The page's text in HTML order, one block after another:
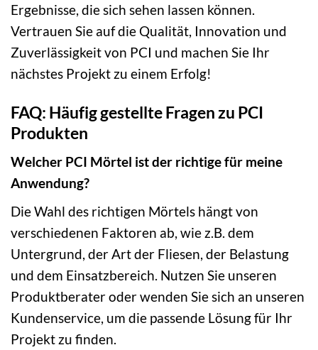
Ergebnisse, die sich sehen lassen können.
Vertrauen Sie auf die Qualität, Innovation und
Zuverlässigkeit von PCI und machen Sie Ihr
nächstes Projekt zu einem Erfolg!
FAQ: Häufig gestellte Fragen zu PCI
Produkten
Welcher PCI Mörtel ist der richtige für meine
Anwendung?
Die Wahl des richtigen Mörtels hängt von
verschiedenen Faktoren ab, wie z.B. dem
Untergrund, der Art der Fliesen, der Belastung
und dem Einsatzbereich. Nutzen Sie unseren
Produktberater oder wenden Sie sich an unseren
Kundenservice, um die passende Lösung für Ihr
Projekt zu finden.